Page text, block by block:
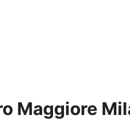
Maggiore